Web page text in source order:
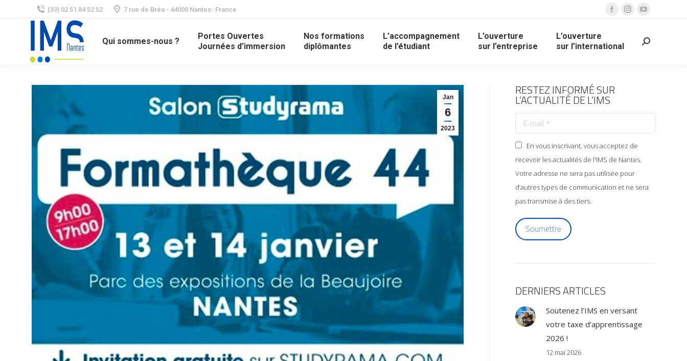
(33) 02 51 84 52 52 7 rue de Bréa - 44000 Nantes- France
Qui sommes-nous ?
Portes Ouvertes
Journées d’immersion
Nos formations
diplômantes
L’accompagnement
de l’étudiant
L’ouverture
sur l’entreprise
L’ouverture
sur l’international
Jan
6
2023
RESTEZ INFORMÉ SUR
L’ACTUALITÉ DE L’IMS
En vous inscrivant, vous acceptez de
recevoir les actualités de l'IMS de Nantes.
Votre adresse ne sera pas utilisée pour
d’autres types de communication et ne sera
pas transmise à des tiers.
Soumettre
DERNIERS ARTICLES
Soutenez l’IMS en versant
votre taxe d’apprentissage
2026 !
12 mai 2026